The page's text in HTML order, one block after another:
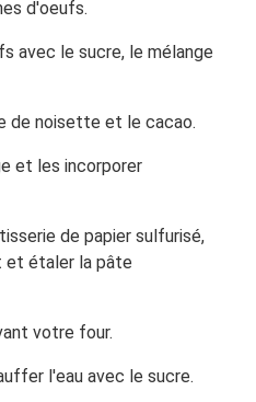
d'oeufs.
avec le sucre, le mélange
de noisette et le cacao.
et les incorporer
de papier sulfurisé,
et étaler la pâte
votre four.
l'eau avec le sucre.